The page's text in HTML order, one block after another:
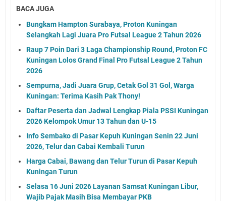
BACA JUGA
Bungkam Hampton Surabaya, Proton Kuningan
Selangkah Lagi Juara Pro Futsal League 2 Tahun 2026
Raup 7 Poin Dari 3 Laga Championship Round, Proton FC
Kuningan Lolos Grand Final Pro Futsal League 2 Tahun
2026
Sempurna, Jadi Juara Grup, Cetak Gol 31 Gol, Warga
Kuningan: Terima Kasih Pak Thony!
Daftar Peserta dan Jadwal Lengkap Piala PSSI Kuningan
2026 Kelompok Umur 13 Tahun dan U-15
Info Sembako di Pasar Kepuh Kuningan Senin 22 Juni
2026, Telur dan Cabai Kembali Turun
Harga Cabai, Bawang dan Telur Turun di Pasar Kepuh
Kuningan Turun
Selasa 16 Juni 2026 Layanan Samsat Kuningan Libur,
Wajib Pajak Masih Bisa Membayar PKB